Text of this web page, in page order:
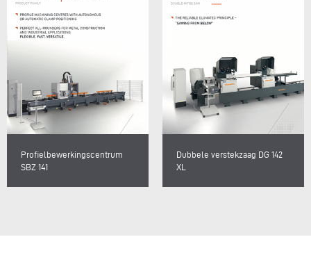
Profielbewerkingscentrum
SBZ 141
Dubbele verstekzaag DG 142
XL